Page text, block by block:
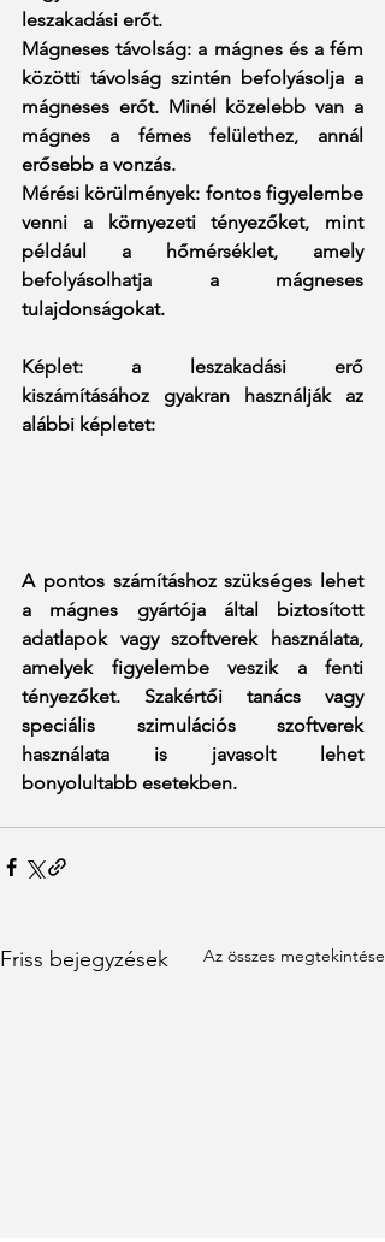
leszakadási erőt.
Mágneses távolság: a mágnes és a fém
közötti távolság szintén befolyásolja a
mágneses erőt. Minél közelebb van a
mágnes a fémes felülethez, annál
erősebb a vonzás.
Mérési körülmények: fontos figyelembe
venni a környezeti tényezőket, mint
például a hőmérséklet, amely
befolyásolhatja a mágneses
tulajdonságokat.
Képlet: a leszakadási erő
kiszámításához gyakran használják az
alábbi képletet:
A pontos számításhoz szükséges lehet
a mágnes gyártója által biztosított
adatlapok vagy szoftverek használata,
amelyek figyelembe veszik a fenti
tényezőket. Szakértői tanács vagy
speciális szimulációs szoftverek
használata is javasolt lehet
bonyolultabb esetekben.
Friss bejegyzések Az összes megtekintése